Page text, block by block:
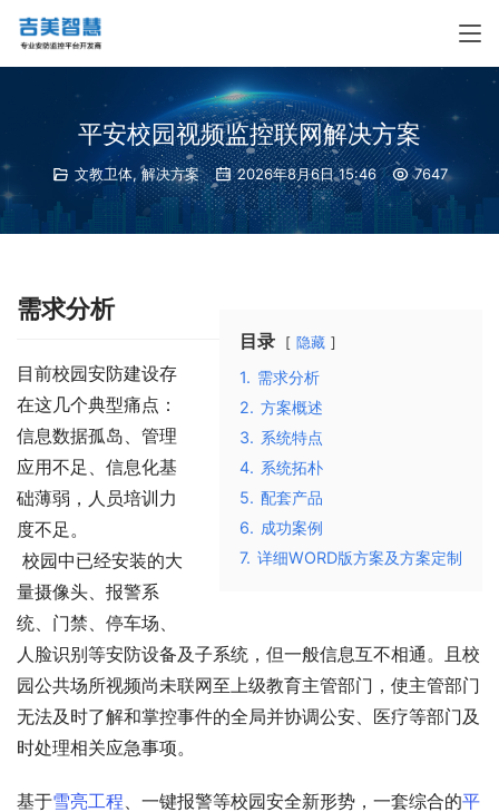
平安校园视频监控联网解决方案
文教卫体,解决方案 2026年8月6日 15:46 7647
目录 隐藏
1. 需求分析
2. 方案概述
3. 系统特点
4. 系统拓朴
5. 配套产品
6. 成功案例
7. 详细WORD版方案及方案定制
需求分析
目前校园安防建设存
在这几个典型痛点：
信息数据孤岛、管理
应用不足、信息化基
础薄弱，人员培训力
度不足。
量摄像头、报警系
统、门禁、停车场、
人脸识别等安防设备及子系统，但一般信息互不相通。且校
园公共场所视频尚未联网至上级教育主管部门，使主管部门
无法及时了解和掌控事件的全局并协调公安、医疗等部门及
时处理相关应急事项。
基于雪亮工程、一键报警等校园安全新形势，一套综合的平